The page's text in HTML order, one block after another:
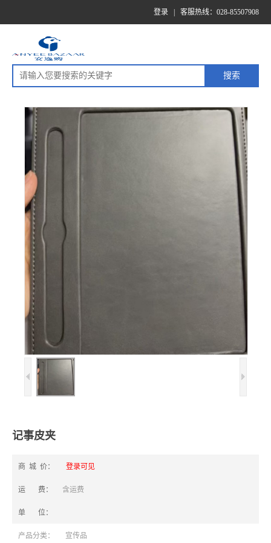
登录 客服热线：028-85507908
记事皮夹
商 城 价： 登录可见
运 费： 含运费
单 位：
产品分类： 宣传品